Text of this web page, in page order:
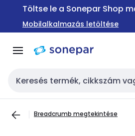
Ugrás a
Ugrás a
tartalomra
Töltse le a Sonepar Shop
Mobilalkalmazás letöltése
Keresési bemenet
Breadcrumb megtekintése